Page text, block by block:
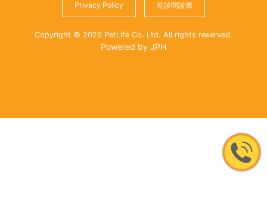
Privacy Policy 初診問診票
Copyright © 2026 PetLife Co. Ltd. All rights reserved.
Powered by JPH